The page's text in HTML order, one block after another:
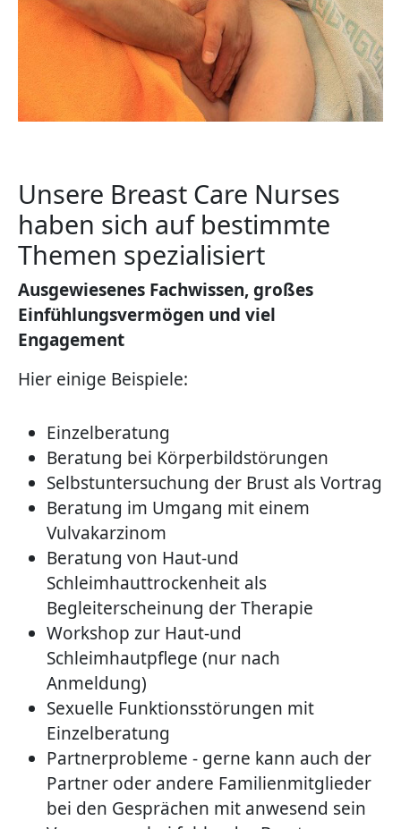
Unsere Breast Care Nurses
haben sich auf bestimmte
Themen spezialisiert
Ausgewiesenes Fachwissen, großes
Einfühlungsvermögen und viel
Engagement
Hier einige Beispiele:
Einzelberatung
Beratung bei Körperbildstörungen
Selbstuntersuchung der Brust als Vortrag
Beratung im Umgang mit einem
Vulvakarzinom
Beratung von Haut-und
Schleimhauttrockenheit als
Begleiterscheinung der Therapie
Workshop zur Haut-und
Schleimhautpflege (nur nach
Anmeldung)
Sexuelle Funktionsstörungen mit
Einzelberatung
Partnerprobleme - gerne kann auch der
Partner oder andere Familienmitglieder
bei den Gesprächen mit anwesend sein